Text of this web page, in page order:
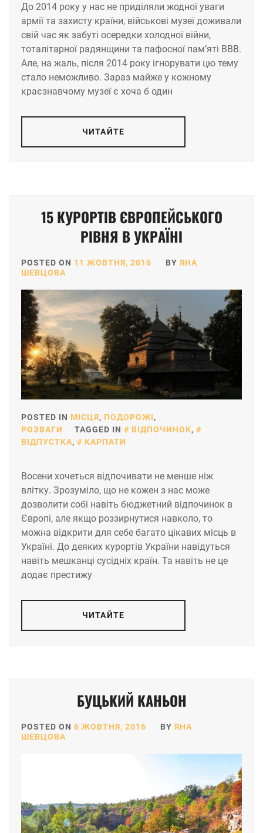
До 2014 року у нас не приділяли жодної уваги
армії та захисту країни, військові музеї доживали
свій час як забуті осередки холодної війни,
тоталітарної радянщини та пафосної пам’яті ВВВ.
Але, на жаль, після 2014 року ігнорувати цю тему
стало неможливо. Зараз майже у кожному
краєзнавчому музеї є хоча б один
ЧИТАЙТЕ
15 КУРОРТІВ ЄВРОПЕЙСЬКОГО
РІВНЯ В УКРАЇНІ
POSTED ON 11 ЖОВТНЯ, 2016 BY ЯНА
ШЕВЦОВА
POSTED IN МІСЦЯ, ПОДОРОЖІ,
РОЗВАГИ
TAGGED IN ВІДПОЧИНОК,
ВІДПУСТКА, КАРПАТИ
Восени хочеться відпочивати не менше ніж
влітку. Зрозуміло, що не кожен з нас може
дозволити собі навіть бюджетний відпочинок в
Європі, але якщо роззирнутися навколо, то
можна відкрити для себе багато цікавих місць в
Україні. До деяких курортів України навідуться
навіть мешканці сусідніх країн. Та навіть не це
додає престижу
ЧИТАЙТЕ
БУЦЬКИЙ КАНЬОН
POSTED ON 6 ЖОВТНЯ, 2016 BY ЯНА
ШЕВЦОВА